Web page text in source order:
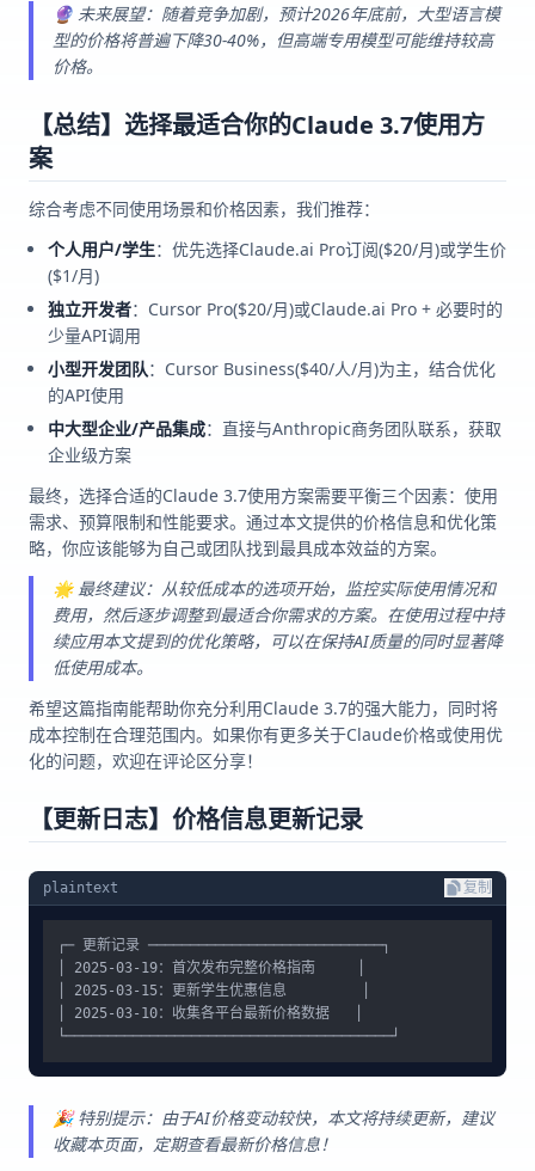
🔮 未来展望：随着竞争加剧，预计2026年底前，大型语言模
型的价格将普遍下降30-40%，但高端专用模型可能维持较高
价格。
【总结】选择最适合你的Claude 3.7使用方
案
综合考虑不同使用场景和价格因素，我们推荐：
个人用户/学生：优先选择Claude.ai Pro订阅($20/月)或学生价
($1/月)
独立开发者：Cursor Pro($20/月)或Claude.ai Pro + 必要时的
少量API调用
小型开发团队：Cursor Business($40/人/月)为主，结合优化
的API使用
中大型企业/产品集成：直接与Anthropic商务团队联系，获取
企业级方案
最终，选择合适的Claude 3.7使用方案需要平衡三个因素：使用
需求、预算限制和性能要求。通过本文提供的价格信息和优化策
略，你应该能够为自己或团队找到最具成本效益的方案。
🌟 最终建议：从较低成本的选项开始，监控实际使用情况和
费用，然后逐步调整到最适合你需求的方案。在使用过程中持
续应用本文提到的优化策略，可以在保持AI质量的同时显著降
低使用成本。
希望这篇指南能帮助你充分利用Claude 3.7的强大能力，同时将
成本控制在合理范围内。如果你有更多关于Claude价格或使用优
化的问题，欢迎在评论区分享！
【更新日志】价格信息更新记录
plaintext 复制
┌─ 更新记录 ────────────────────────────┐
│ 2025-03-19：首次发布完整价格指南     │
│ 2025-03-15：更新学生优惠信息         │
│ 2025-03-10：收集各平台最新价格数据   │
🎉 特别提示：由于AI价格变动较快，本文将持续更新，建议
收藏本页面，定期查看最新价格信息！